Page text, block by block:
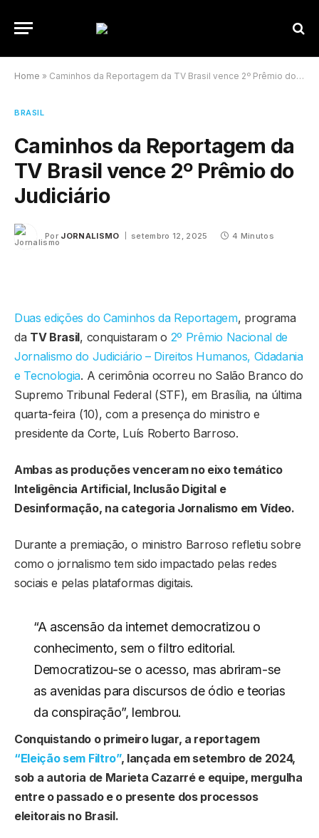
Home » Caminhos da Reportagem da TV Brasil vence 2º Prêmio do Judiciário
BRASIL
Caminhos da Reportagem da
TV Brasil vence 2º Prêmio do
Judiciário
Por JORNALISMO setembro 12, 2025 4 Minutos
Duas edições do Caminhos da Reportagem, programa
da TV Brasil, conquistaram o 2º Prêmio Nacional de
Jornalismo do Judiciário – Direitos Humanos, Cidadania
e Tecnologia. A cerimônia ocorreu no Salão Branco do
Supremo Tribunal Federal (STF), em Brasília, na última
quarta-feira (10), com a presença do ministro e
presidente da Corte, Luís Roberto Barroso.
Ambas as produções venceram no eixo temático
Inteligência Artificial, Inclusão Digital e
Desinformação, na categoria Jornalismo em Vídeo.
Durante a premiação, o ministro Barroso refletiu sobre
como o jornalismo tem sido impactado pelas redes
sociais e pelas plataformas digitais.
“A ascensão da internet democratizou o
conhecimento, sem o filtro editorial.
Democratizou-se o acesso, mas abriram-se
as avenidas para discursos de ódio e teorias
da conspiração”, lembrou.
Conquistando o primeiro lugar, a reportagem
“Eleição sem Filtro”, lançada em setembro de 2024,
sob a autoria de Marieta Cazarré e equipe, mergulha
entre o passado e o presente dos processos
eleitorais no Brasil.